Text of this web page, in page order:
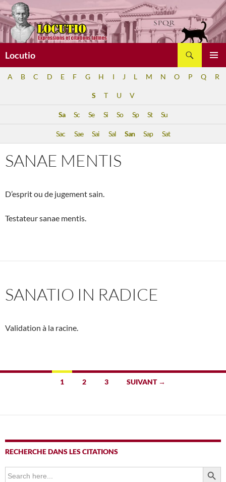
Aller
au
contenu
Locutio
A B C D E F G H I J L M N O P Q R
S T U V
Sa Sc Se Si So Sp St Su
Sac Sae Sai Sal San Sap Sat
SANAE MENTIS
D’esprit ou de jugement sain.
Testateur sanae mentis.
SANATIO IN RADICE
Validation à la racine.
Navigation
articles
1 2 3 SUIVANT →
RECHERCHE DANS LES CITATIONS
Search
for:
SEARCH